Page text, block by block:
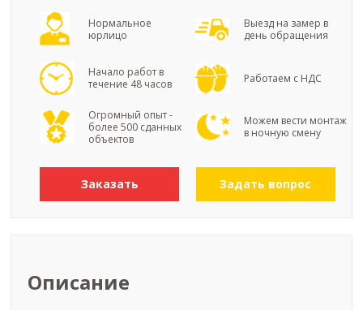
Нормальное
юрлицо
Выезд на замер в
день обращения
Начало работ в
течение 48 часов
Работаем с НДС
Огромный опыт -
более 500 сданных
объектов
Можем вести монтаж
в ночную смену
Заказать Задать вопрос
Описание